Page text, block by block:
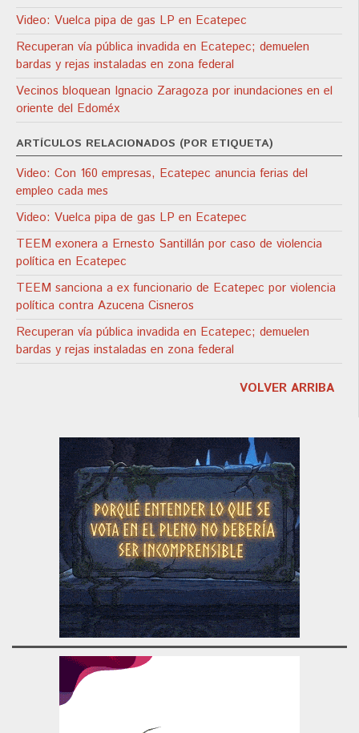
Video: Vuelca pipa de gas LP en Ecatepec
Recuperan vía pública invadida en Ecatepec; demuelen
bardas y rejas instaladas en zona federal
Vecinos bloquean Ignacio Zaragoza por inundaciones en el
oriente del Edoméx
ARTÍCULOS RELACIONADOS (POR ETIQUETA)
Video: Con 160 empresas, Ecatepec anuncia ferias del
empleo cada mes
Video: Vuelca pipa de gas LP en Ecatepec
TEEM exonera a Ernesto Santillán por caso de violencia
política en Ecatepec
TEEM sanciona a ex funcionario de Ecatepec por violencia
política contra Azucena Cisneros
Recuperan vía pública invadida en Ecatepec; demuelen
bardas y rejas instaladas en zona federal
VOLVER ARRIBA